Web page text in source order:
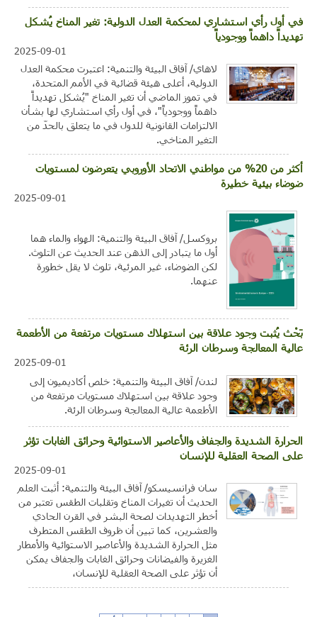
في أول رأي استشاري لمحكمة العدل الدولية: تغير المناخ يُشكل
تهديداً داهماً ووجودياً
2025-09-01
لاهاي/ آفاق البيئة والتنمية: اعتبرت محكمة العدل
الدولية، أعلى هيئة قضائية في الأمم المتحدة،
في تموز الماضي أن تغير المناخ "يُشكل تهديداً
داهماً ووجودياً"، في أول رأي استشاري لها بشأن
الالتزامات القانونية للدول في ما يتعلق بالحدّ من
التغير المناخي.
أكثر من 20% من مواطني الاتحاد الأوروبي يتعرضون لمستويات
ضوضاء بيئية خطيرة
2025-09-01
بروكسل/ آفاق البيئة والتنمية: الهواء والماء هما
أول ما يتبادر إلى الذهن عند الحديث عن التلوث.
لكن الضوضاء، غير المرئية، تلوث لا يقل خطورة
عنهما.
بَحْث يُثبت وجود علاقة بين استهلاك مستويات مرتفعة من الأطعمة
عالية المعالجة وسرطان الرئة
2025-09-01
لندن/ آفاق البيئة والتنمية: خلص أكاديميون إلى
وجود علاقة بين استهلاك مستويات مرتفعة من
الأطعمة عالية المعالجة وسرطان الرئة.
الحرارة الشديدة والجفاف والأعاصير الاستوائية وحرائق الغابات تؤثر
على الصحة العقلية للإنسان
2025-09-01
سان فرانسيسكو/ آفاق البيئة والتنمية: أثبت العلم
الحديث أن تغيرات المناخ وتقلبات الطقس تعتبر من
أخطر التهديدات لصحة البشر في القرن الحادي
والعشرين، كما تبين أن ظروف الطقس المتطرف
مثل الحرارة الشديدة والأعاصير الاستوائية والأمطار
الغزيرة والفيضانات وحرائق الغابات والجفاف يمكن
أن تؤثر على الصحة العقلية للإنسان،